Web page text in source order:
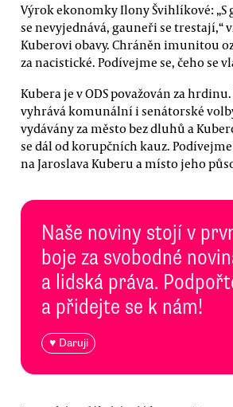
Výrok ekonomky Ilony Švihlíkové: „S
se nevyjednává, gauneři se trestají,“
Kuberovi obavy. Chráněn imunitou
za nacistické. Podívejme se, čeho se
Kubera je v ODS považován za
vyhrává komunální i senátorské
vydávány za město bez dluhů a
se dál od korupčních kauz.
na Jaroslava Kuberu a místo jeho
Naše noviny stojí v
boje za svobodné
a lidská práva.
a přidejte se k nám!
♥ Daruji